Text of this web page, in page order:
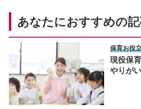
あなたにおすすめの
保育お役
現役保
やりが